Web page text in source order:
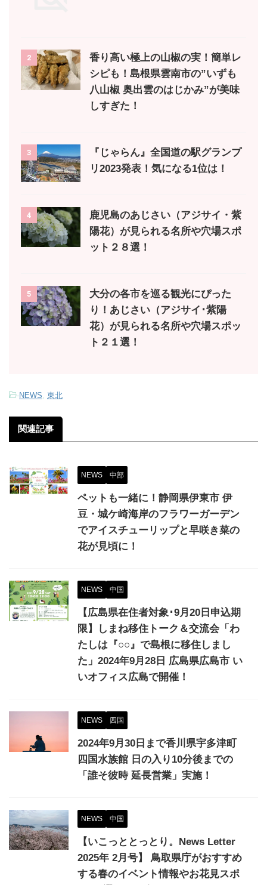
2
香り高い極上の山椒の実！簡単レ
シピも！島根県雲南市の”いずも
八山椒 奥出雲のはじかみ”が美味
しすぎた！
3
『じゃらん』全国道の駅グランプ
リ2023発表！気になる1位は！
4
鹿児島のあじさい（アジサイ・紫
陽花）が見られる名所や穴場スポ
ット２８選！
5
大分の各市を巡る観光にぴった
り！あじさい（アジサイ･紫陽
花）が見られる名所や穴場スポッ
ト２１選！
-NEWS, 東北
関連記事
NEWS 中部
ペットも一緒に！静岡県伊東市 伊
豆・城ケ崎海岸のフラワーガーデン
でアイスチューリップと早咲き菜の
花が見頃に！
NEWS 中国
【広島県在住者対象･9月20日申込期
限】しまね移住トーク＆交流会「わ
たしは『○○』で島根に移住しまし
た」2024年9月28日 広島県広島市 い
いオフィス広島で開催！
NEWS 四国
2024年9月30日まで香川県宇多津町
四国水族館 日の入り10分後までの
「誰そ彼時 延長営業」実施！
NEWS 中国
【いこっととっとり。News Letter
2025年 2月号】 鳥取県庁がおすすめ
する春のイベント情報やお花見スポ